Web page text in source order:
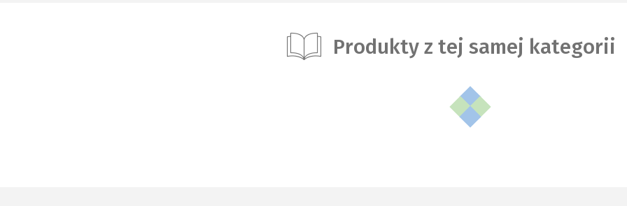
Produkty z tej samej kategorii